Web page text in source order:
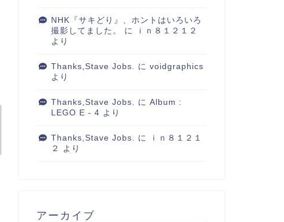
プレゼン成功NHK『サキどり』、ホントはいろいろ
撮影してました。
に
ｉｎ８１２１２
より
Thanks,Stave Jobs. に voidgraphics
より
Thanks,Stave Jobs. に Album :
LEGO E - 4 より
Thanks,Stave Jobs. に
ｉｎ８１２１
２
より
アーカイブ